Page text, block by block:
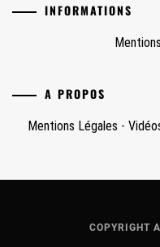
INFORMATIONS
A PROPOS
Mentions Légales -
COPYRIGHT